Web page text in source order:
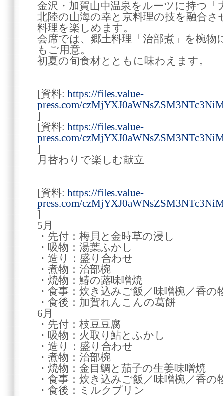
金沢・加賀山中温泉をルーツに持つ「
北陸の山海の幸と京料理の技を融合
料理を楽しめます。
会席では、郷土料理「治部煮」を椀物
もご用意。
初夏の旬食材とともに味わえます。
[資料: https://files.value-
press.com/
]
[資料: https://files.value-
press.com/
]
月替わりで楽しむ献立
[資料: https://files.value-
press.com/
]
5月
・先付：梅貝と金時草の浸し
・吸物：湯葉ふかし
・造り：盛り合わせ
・煮物：治部椀
・焼物：鰆の蕗味噌焼
・食事：炊き込みご飯／味噌椀／香の
・食後：加賀れんこんの葛餅
6月
・先付：枝豆豆腐
・吸物：火取り鮎とふかし
・造り：盛り合わせ
・煮物：治部椀
・焼物：金目鯛と茄子の生姜味噌焼
・食事：炊き込みご飯／味噌椀／香の
・食後：ミルクプリン